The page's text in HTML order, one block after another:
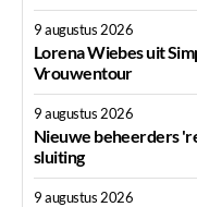
9 augustus 2026
Lorena Wiebes uit
Vrouwentour
9 augustus 2026
Nieuwe beheerders
sluiting
9 augustus 2026